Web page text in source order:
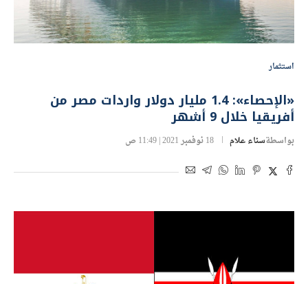
استثمار
«الإحصاء»: 1.4 مليار دولار واردات مصر من
أفريقيا خلال 9 أشهر
بواسطةسناء علام 18 نوفمبر 2021 | 11:49 ص